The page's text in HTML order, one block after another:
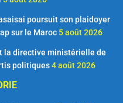
poursuit son plaidoyer
sur le Maroc 5 août 2026
la directive ministérielle de
politiques 4 août 2026